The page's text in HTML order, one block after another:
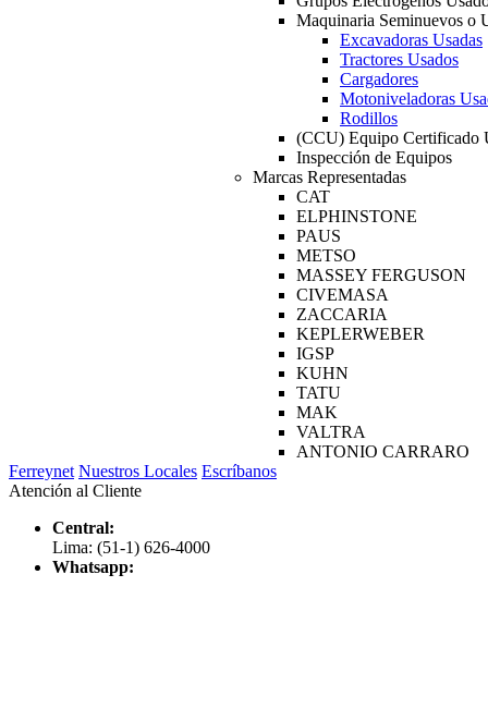
Maquinaria Seminuevos o
Excavadoras Usadas
Tractores Usados
Cargadores
Motoniveladoras
Rodillos
(CCU) Equipo Certificado
Inspección de Equipos
Marcas Representadas
CAT
ELPHINSTONE
PAUS
METSO
MASSEY FERGUSON
CIVEMASA
ZACCARIA
KEPLERWEBER
IGSP
KUHN
TATU
MAK
VALTRA
ANTONIO CARRARO
Ferreynet Nuestros Locales Escríbanos
Atención al Cliente
Central:
Lima: (51-1) 626-4000
Whatsapp: